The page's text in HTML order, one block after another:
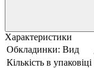
Характеристики
Обкладинки: Вид
Кількість в упаковіці